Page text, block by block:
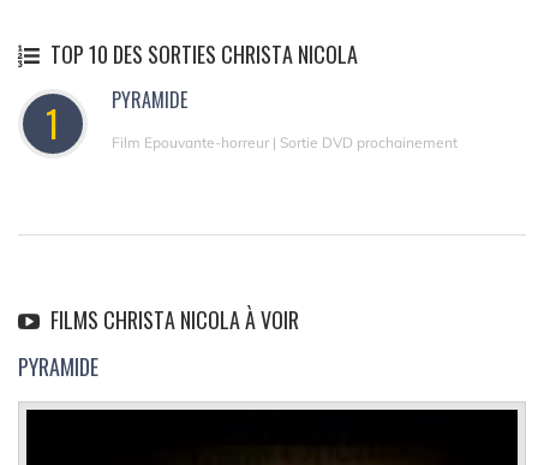
TOP 10 DES SORTIES CHRISTA NICOLA
1 PYRAMIDE
Film Epouvante-horreur | Sortie DVD prochainement
FILMS CHRISTA NICOLA À VOIR
PYRAMIDE